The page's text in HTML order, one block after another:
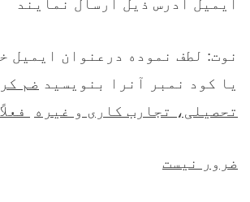
ایمیل ادرس ذیل ارسال نمایند
نوت: لطف نموده درعنوان ایمیل
یا کود نمبر آنرا بنویسید ضم
تحصیلی، تجارب کاری و غیره
فعلاً
ضرور نیست